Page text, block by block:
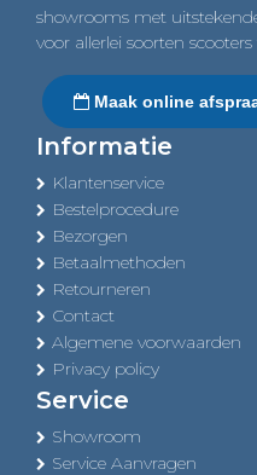
showrooms met
voor allerlei soorten
Maak online
Informatie
Klantenservice
Bestelprocedure
Bezorgen
Betaalmethoden
Retourneren
Contact
Algemene voorwaarden
Privacy policy
Service
Showroom
Service Aanvragen